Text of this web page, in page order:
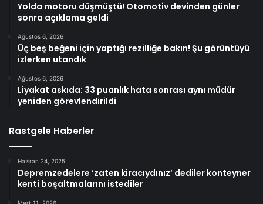
Yolda motoru düşmüştü! Otomotiv devinden günler
sonra açıklama geldi
Ağustos 6, 2026
Üç beş beğeni için yaptığı rezilliğe bakın! Şu görüntüyü
izlerken utandık
Ağustos 6, 2026
Liyakat askıda: 33 puanlık hata sonrası aynı müdür
yeniden görevlendirildi
Rastgele Haberler
Haziran 24, 2025
Depremzedelere ‘zaten kiracıydınız’ dediler konteyner
kenti boşaltmalarını istediler